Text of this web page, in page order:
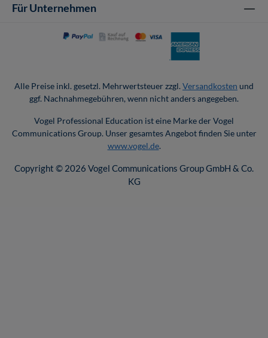
Für Unternehmen
Alle Preise inkl. gesetzl. Mehrwertsteuer zzgl. Versandkosten und
ggf. Nachnahmegebühren, wenn nicht anders angegeben.
Vogel Professional Education ist eine Marke der Vogel
Communications Group. Unser gesamtes Angebot finden Sie unter
www.vogel.de.
Copyright © 2026 Vogel Communications Group GmbH & Co.
KG